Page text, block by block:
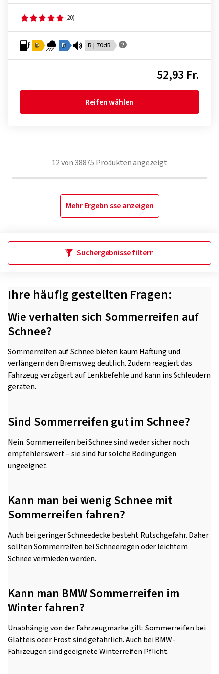
(20)
D B B | 70dB
52,93 Fr.
Reifen wählen
12von 38875 Produkten angezeigt
Mehr Ergebnisse anzeigen
Suchergebnisse filtern
Ihre häufig gestellten Fragen:
Wie verhalten sich Sommerreifen auf
Schnee?
Sommerreifen auf Schnee bieten kaum Haftung und
verlängern den Bremsweg deutlich. Zudem reagiert das
Fahrzeug verzögert auf Lenkbefehle und kann ins Schleudern
geraten.
Sind Sommerreifen gut im Schnee?
Nein. Sommerreifen bei Schnee sind weder sicher noch
empfehlenswert – sie sind für solche Bedingungen
ungeeignet.
Kann man bei wenig Schnee mit
Sommerreifen fahren?
Auch bei geringer Schneedecke besteht Rutschgefahr. Daher
sollten Sommerreifen bei Schneeregen oder leichtem
Schnee vermieden werden.
Kann man BMW Sommerreifen im
Winter fahren?
Unabhängig von der Fahrzeugmarke gilt: Sommerreifen bei
Glatteis oder Frost sind gefährlich. Auch bei BMW-
Fahrzeugen sind geeignete Winterreifen Pflicht.